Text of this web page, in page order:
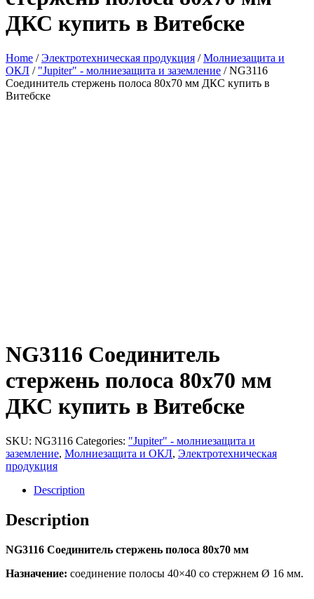
ДКС купить в Витебске
Home /Электротехническая продукция /Молниезащита и
ОКЛ / "Jupiter" - молниезащита и заземление / NG3116
Соединитель стержень полоса 80х70 мм ДКС купить в
Витебске
NG3116 Соединитель
стержень полоса 80х70 мм
ДКС купить в Витебске
SKU: NG3116 Categories: "Jupiter" - молниезащита и
заземление, Молниезащита и ОКЛ, Электротехническая
продукция
Description
Description
NG3116 Соединитель стержень полоса 80х70 мм
Назначение: соединение полосы 40×40 со стержнем Ø 16 мм.